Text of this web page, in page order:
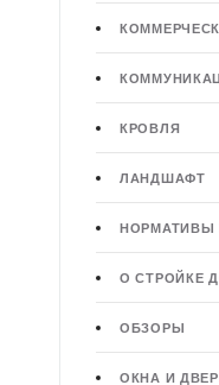
КРОВЛЯ
ЛАНДШАФТ
НОРМАТИВЫ
О СТРОЙКЕ
ОБЗОРЫ
ОКНА И